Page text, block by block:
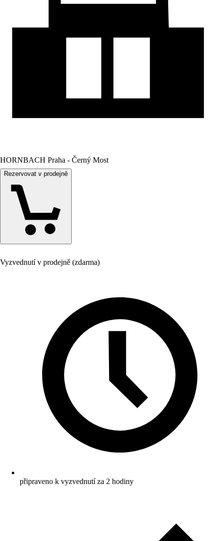
HORNBACH Praha - Černý Most
Rezervovat v prodejně
Vyzvednutí v prodejně (zdarma)
připraveno k vyzvednutí za 2 hodiny